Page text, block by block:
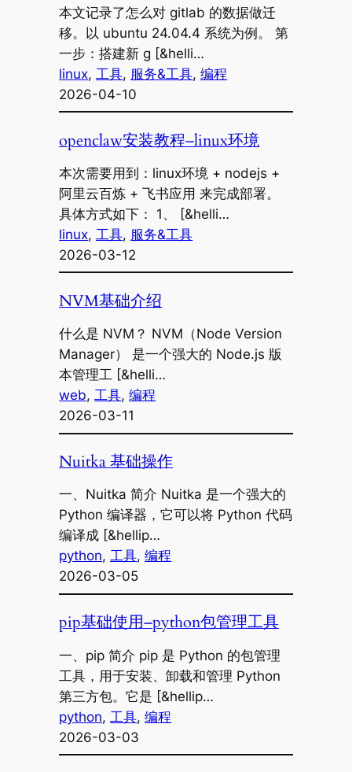
本文记录了怎么对 gitlab 的数据做迁
移。以 ubuntu 24.04.4 系统为例。 第
一步：搭建新 g [&helli…
linux, 工具, 服务&工具, 编程
2026-04-10
openclaw安装教程–linux环境
本次需要用到：linux环境 + nodejs +
阿里云百炼 + 飞书应用 来完成部署。
具体方式如下： 1、 [&helli…
linux, 工具, 服务&工具
2026-03-12
NVM基础介绍
什么是 NVM？ NVM（Node Version
Manager） 是一个强大的 Node.js 版
本管理工 [&helli…
web, 工具, 编程
2026-03-11
Nuitka 基础操作
一、Nuitka 简介 Nuitka 是一个强大的
Python 编译器，它可以将 Python 代码
编译成 [&hellip…
python, 工具, 编程
2026-03-05
pip基础使用–python包管理工具
一、pip 简介 pip 是 Python 的包管理
工具，用于安装、卸载和管理 Python
第三方包。它是 [&hellip…
python, 工具, 编程
2026-03-03